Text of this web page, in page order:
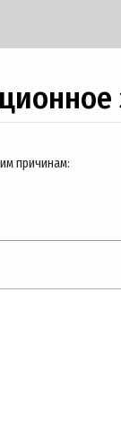
причинам: